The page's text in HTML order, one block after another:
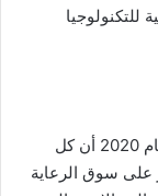
وجد بحث أجرته مجموعة بوسطن الاستشارية عام 2020 أن كل
على سوق الرعاية